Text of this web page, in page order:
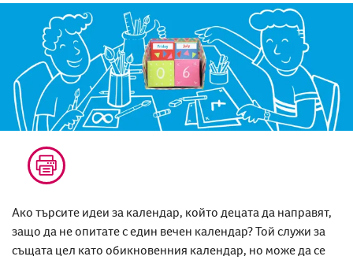
Ако търсите идеи за календар, който децата да направят,
защо да не опитате с един вечен календар? Той служи за
същата цел като обикновенния календар, но може да се